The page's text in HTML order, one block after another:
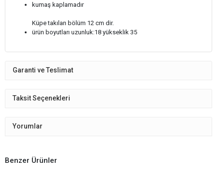
kumaş kaplamadır
Küpe takılan bölüm 12 cm dir.
ürün boyutları uzunluk:18 yükseklik 35
Garanti ve Teslimat
Taksit Seçenekleri
Yorumlar
Benzer Ürünler